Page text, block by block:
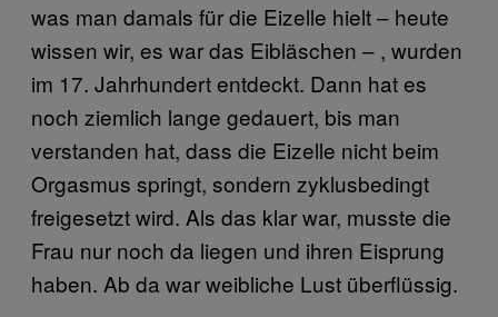
was man damals für die Eizelle hielt – heute
wissen wir, es war das Eibläschen – , wurden
im 17. Jahrhundert entdeckt. Dann hat es
noch ziemlich lange gedauert, bis man
verstanden hat, dass die Eizelle nicht beim
Orgasmus springt, sondern zyklusbedingt
freigesetzt wird. Als das klar war, musste die
Frau nur noch da liegen und ihren Eisprung
haben. Ab da war weibliche Lust überflüssig.